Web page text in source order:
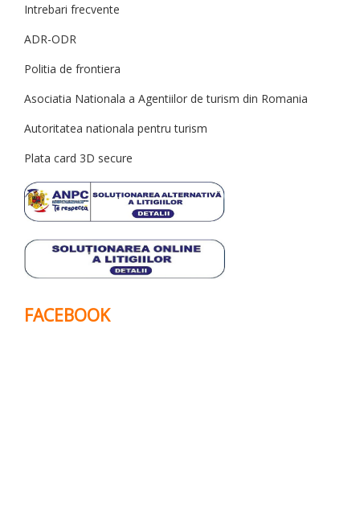
Intrebari frecvente
ADR-ODR
Politia de frontiera
Asociatia Nationala a Agentiilor de turism din Romania
Autoritatea nationala pentru turism
Plata card 3D secure
FACEBOOK